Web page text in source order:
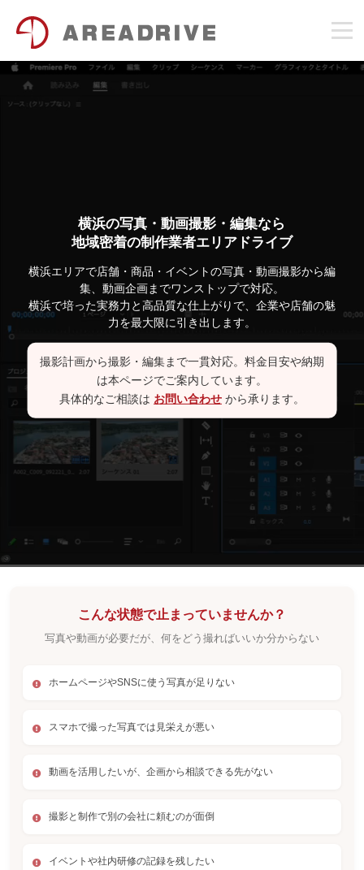
横浜の写真・動画撮影・編集なら
地域密着の制作業者エリアドライブ
横浜エリアで店舗・商品・イベントの写真・動画撮影から編
集、動画企画までワンストップで対応。
横浜で培った実務力と高品質な仕上がりで、企業や店舗の魅
力を最大限に引き出します。
撮影計画から撮影・編集まで一貫対応。料金目安や納期
は本ページでご案内しています。
具体的なご相談は お問い合わせから承ります。
こんな状態で止まっていませんか？
写真や動画が必要だが、何をどう撮ればいいか分からない
ホームページやSNSに使う写真が足りない
スマホで撮った写真では見栄えが悪い
動画を活用したいが、企画から相談できる先がない
撮影と制作で別の会社に頼むのが面倒
イベントや社内研修の記録を残したい